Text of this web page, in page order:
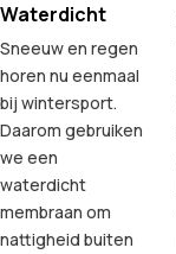
Waterdicht
Sneeuw en regen
horen nu eenmaal
bij wintersport.
Daarom gebruiken
we een
waterdicht
membraan om
nattigheid buiten